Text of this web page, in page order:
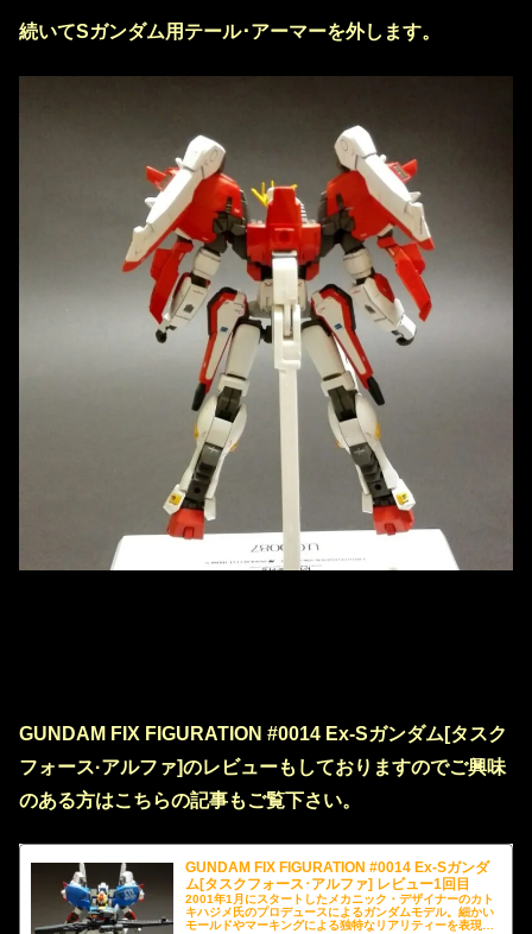
続いてSガンダム用テール･アーマーを外します。
GUNDAM FIX FIGURATION #0014 Ex-Sガンダム[タスク
フォース·アルファ]のレビューもしておりますのでご興味
のある方はこちらの記事もご覧下さい。
GUNDAM FIX FIGURATION #0014 Ex-Sガンダ
ム[タスクフォース･アルファ] レビュー1回目
2001年1月にスタートしたメカニック・デザイナーのカト
キハジメ氏のプロデュースによるガンダムモデル。細かい
モールドやマーキングによる独特なリアリティーを表現